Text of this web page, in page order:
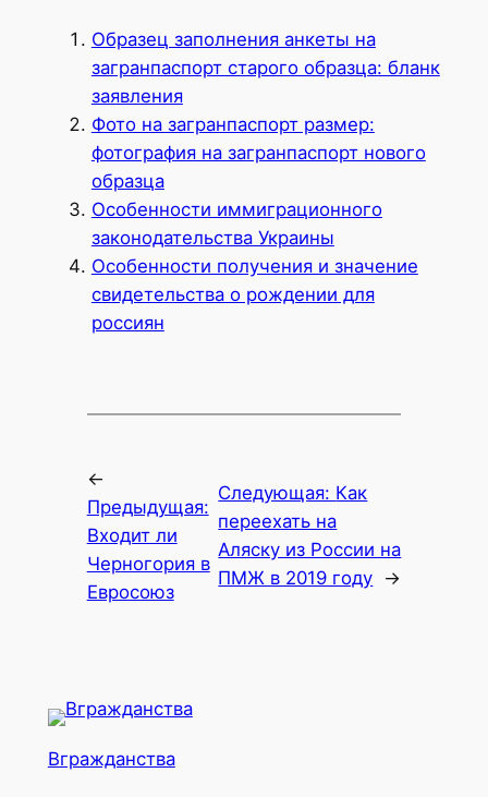
Образец заполнения анкеты на
загранпаспорт старого образца: бланк
заявления
Фото на загранпаспорт размер:
фотография на загранпаспорт нового
образца
Особенности иммиграционного
законодательства Украины
Особенности получения и значение
свидетельства о рождении для
россиян
←
Предыдущая:
Входит ли
Черногория в
Евросоюз
Следующая: Как
переехать на
Аляску из России на
ПМЖ в 2019 году →
Вгражданства